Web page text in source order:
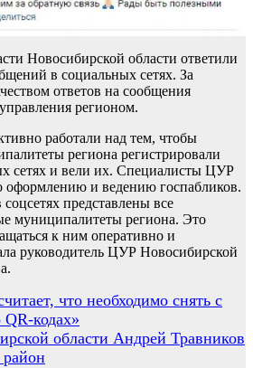
Новосибирской области ответили
в социальных сетях. За
ответов на сообщения
регионом.
работали над тем, чтобы
региона регистрировали
сетях и вели их. Специалисты ЦУР
оформлению и ведению госпабликов.
представлены все
муниципалитеты региона. Это
к ним оперативно и
руководитель ЦУР Новосибирской
что необходимо снять с
QR-кодах»
области Андрей Травников